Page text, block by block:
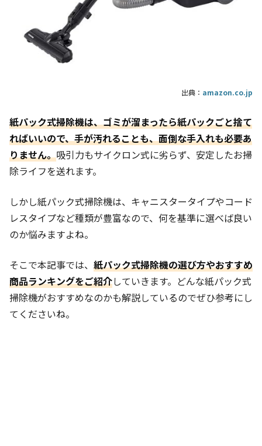
出典： amazon.co.jp
紙パック式掃除機は、ゴミが溜まったら紙パックごと捨て
ればいいので、手が汚れることも、面倒な手入れも必要あ
りません。吸引力もサイクロン式に劣らず、安定したお掃
除ライフを送れます。
しかし紙パック式掃除機は、キャニスタータイプやコード
レスタイプなど種類が豊富なので、何を基準に選べば良い
のか悩みますよね。
そこで本記事では、 紙パック式掃除機の選び方やおすすめ
商品ランキングをご紹介していきます。どんな紙パック式
掃除機がおすすめなのかも解説しているのでぜひ参考にし
てくださいね。